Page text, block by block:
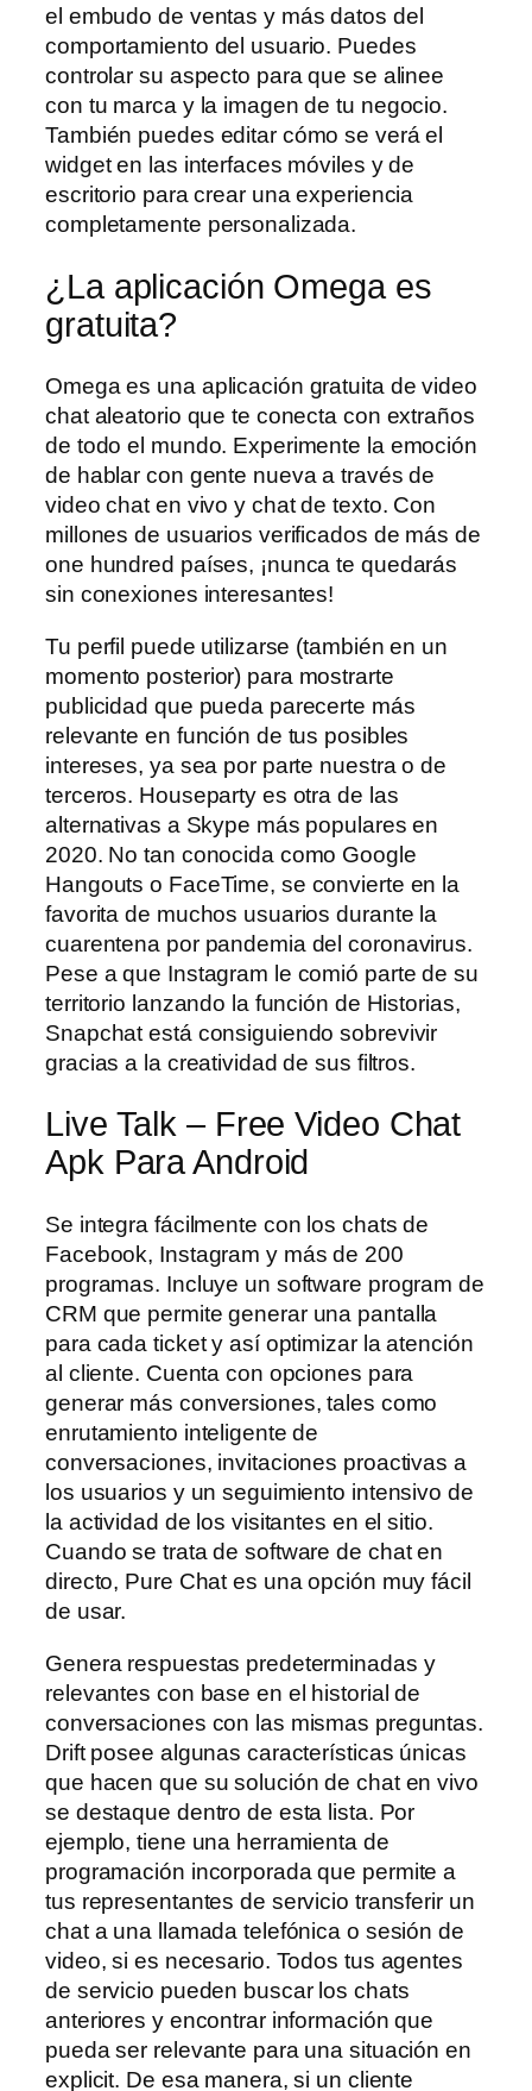
el embudo de ventas y más datos del
comportamiento del usuario. Puedes
controlar su aspecto para que se alinee
con tu marca y la imagen de tu negocio.
También puedes editar cómo se verá el
widget en las interfaces móviles y de
escritorio para crear una experiencia
completamente personalizada.
¿La aplicación Omega es
gratuita?
Omega es una aplicación gratuita de video
chat aleatorio que te conecta con extraños
de todo el mundo. Experimente la emoción
de hablar con gente nueva a través de
video chat en vivo y chat de texto. Con
millones de usuarios verificados de más de
one hundred países, ¡nunca te quedarás
sin conexiones interesantes!
Tu perfil puede utilizarse (también en un
momento posterior) para mostrarte
publicidad que pueda parecerte más
relevante en función de tus posibles
intereses, ya sea por parte nuestra o de
terceros. Houseparty es otra de las
alternativas a Skype más populares en
2020. No tan conocida como Google
Hangouts o FaceTime, se convierte en la
favorita de muchos usuarios durante la
cuarentena por pandemia del coronavirus.
Pese a que Instagram le comió parte de su
territorio lanzando la función de Historias,
Snapchat está consiguiendo sobrevivir
gracias a la creatividad de sus filtros.
Live Talk – Free Video Chat
Apk Para Android
Se integra fácilmente con los chats de
Facebook, Instagram y más de 200
programas. Incluye un software program de
CRM que permite generar una pantalla
para cada ticket y así optimizar la atención
al cliente. Cuenta con opciones para
generar más conversiones, tales como
enrutamiento inteligente de
conversaciones, invitaciones proactivas a
los usuarios y un seguimiento intensivo de
la actividad de los visitantes en el sitio.
Cuando se trata de software de chat en
directo, Pure Chat es una opción muy fácil
de usar.
Genera respuestas predeterminadas y
relevantes con base en el historial de
conversaciones con las mismas preguntas.
Drift posee algunas características únicas
que hacen que su solución de chat en vivo
se destaque dentro de esta lista. Por
ejemplo, tiene una herramienta de
programación incorporada que permite a
tus representantes de servicio transferir un
chat a una llamada telefónica o sesión de
video, si es necesario. Todos tus agentes
de servicio pueden buscar los chats
anteriores y encontrar información que
pueda ser relevante para una situación en
explicit. De esa manera, si un cliente